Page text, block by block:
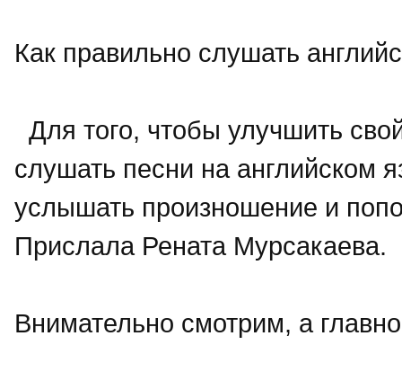
Как правильно слушать
Для того, чтобы улучшить
слушать песни на английском
услышать произношение и
Прислала Рената Мурсакаева.
Внимательно смотрим, а